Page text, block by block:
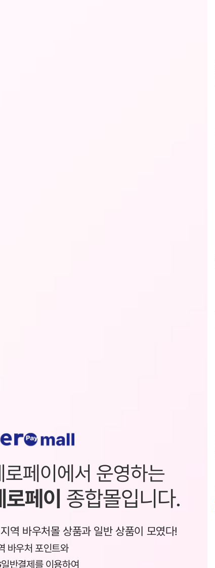
로페이에서 운영하는
페이 종합몰입니다.
역 바우처몰 상품과 일반 상품이 모였다!
바우처 포인트와
반결제를 이용하여